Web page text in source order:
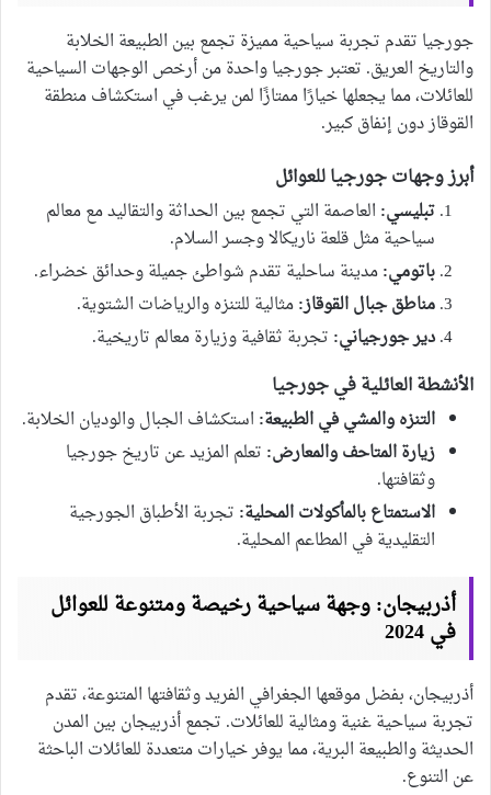
جورجيا تقدم تجربة سياحية مميزة تجمع بين الطبيعة الخلابة
والتاريخ العريق. تعتبر جورجيا واحدة من أرخص الوجهات السياحية
للعائلات، مما يجعلها خيارًا ممتازًا لمن يرغب في استكشاف منطقة
القوقاز دون إنفاق كبير.
أبرز وجهات جورجيا للعوائل
تبليسي: العاصمة التي تجمع بين الحداثة والتقاليد مع معالم
سياحية مثل قلعة ناريكالا وجسر السلام.
باتومي:مدينة ساحلية تقدم شواطئ جميلة وحدائق خضراء.
مناطق جبال القوقاز:مثالية للتنزه والرياضات الشتوية.
دير جورجياني: تجربة ثقافية وزيارة معالم تاريخية.
الأنشطة العائلية في جورجيا
التنزه والمشي في الطبيعة: استكشاف الجبال والوديان الخلابة.
زيارة المتاحف والمعارض: تعلم المزيد عن تاريخ جورجيا
وثقافتها.
الاستمتاع بالمأكولات المحلية: تجربة الأطباق الجورجية
التقليدية في المطاعم المحلية.
أذربيجان: وجهة سياحية رخيصة ومتنوعة للعوائل
في 2024
أذربيجان، بفضل موقعها الجغرافي الفريد وثقافتها المتنوعة، تقدم
تجربة سياحية غنية ومثالية للعائلات. تجمع أذربيجان بين المدن
الحديثة والطبيعة البرية، مما يوفر خيارات متعددة للعائلات الباحثة
عن التنوع.